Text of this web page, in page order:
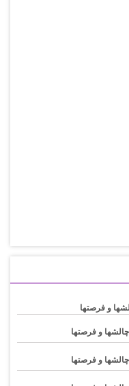
و فرصتها
و فرصتها
و فرصتها